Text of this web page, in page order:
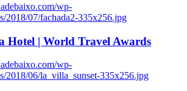
wp-
2018/07/fachada2-335x256.jpg
Hotel | World Travel Awards
wp-
2018/06/la_villa_sunset-335x256.jpg